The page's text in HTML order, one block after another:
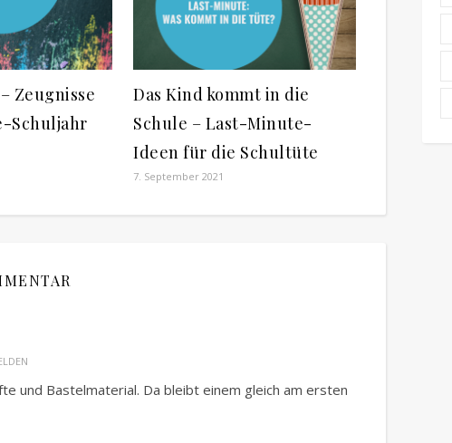
Zeugnisse
Schuljahr
Das Kind kommt in die
Schule – Last-Minute-
Ideen für die Schultüte
7. September 2021
und Bastelmaterial. Da bleibt einem gleich am ersten